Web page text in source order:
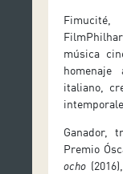
música
italiano,
Ganador,
Premio
ocho